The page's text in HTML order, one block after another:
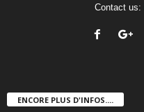
Contact us:
ENCORE PLUS D'INFOS....